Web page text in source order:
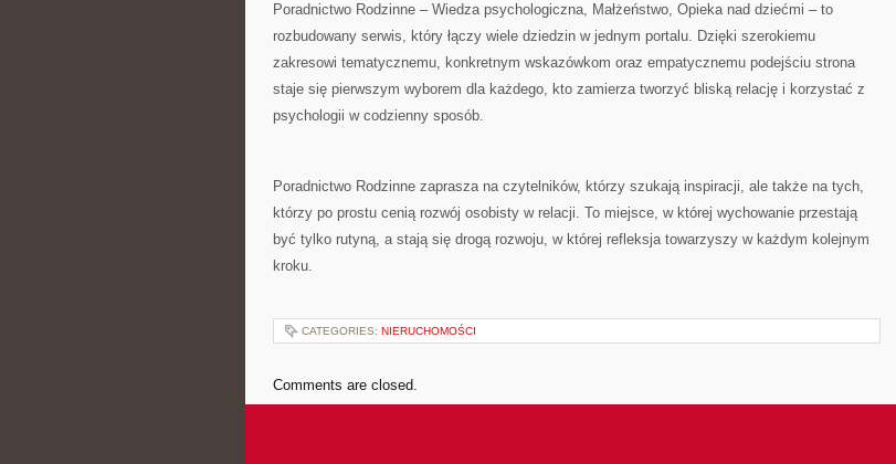
Poradnictwo Rodzinne – Wiedza psychologiczna, Małżeństwo, Opieka nad dziećmi – to
rozbudowany serwis, który łączy wiele dziedzin w jednym portalu. Dzięki szerokiemu
zakresowi tematycznemu, konkretnym wskazówkom oraz empatycznemu podejściu strona
staje się pierwszym wyborem dla każdego, kto zamierza tworzyć bliską relację i korzystać z
psychologii w codzienny sposób.
Poradnictwo Rodzinne zaprasza na czytelników, którzy szukają inspiracji, ale także na tych,
którzy po prostu cenią rozwój osobisty w relacji. To miejsce, w której wychowanie przestają
być tylko rutyną, a stają się drogą rozwoju, w której refleksja towarzyszy w każdym kolejnym
kroku.
CATEGORIES: NIERUCHOMOŚCI
Comments are closed.